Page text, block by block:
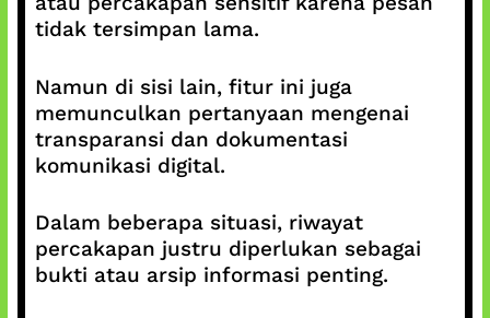
tidak tersimpan lama.
Namun di sisi lain, fitur ini juga
memunculkan pertanyaan mengenai
transparansi dan dokumentasi
komunikasi digital.
Dalam beberapa situasi, riwayat
percakapan justru diperlukan sebagai
bukti atau arsip informasi penting.